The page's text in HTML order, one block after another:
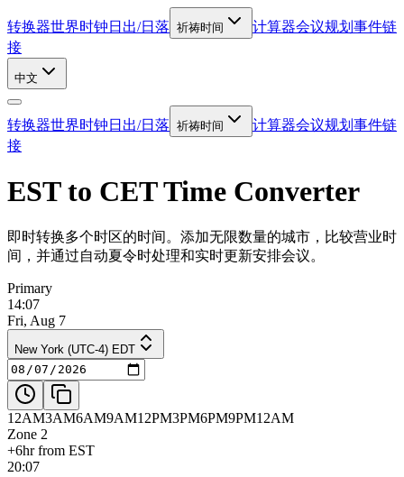
转换器世界时钟 日出/日落 祈祷时间 计算器会议规划 事件链
接
中文
转换器世界时钟 日出/日落 祈祷时间 计算器会议规划 事件链
接
EST to CET Time Converter
即时转换多个时区的时间。添加无限数量的城市，比较营业时
间，并通过自动夏令时处理和实时更新安排会议。
Primary
14:07
Fri, Aug 7
New York (UTC-4) EDT
12AM3AM6AM9AM12PM3PM6PM9PM12AM
Zone 2
+6hr from EST
20:07